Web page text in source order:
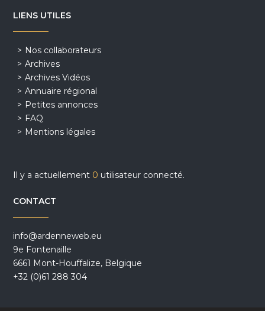
LIENS UTILES
Nos collaborateurs
Archives
Archives Vidéos
Annuaire régional
Petites annonces
FAQ
Mentions légales
Il y a actuellement 0 utilisateur connecté.
CONTACT
info@ardenneweb.eu
9e Fontenaille
6661 Mont-Houffalize, Belgique
+32 (0)61 288 304